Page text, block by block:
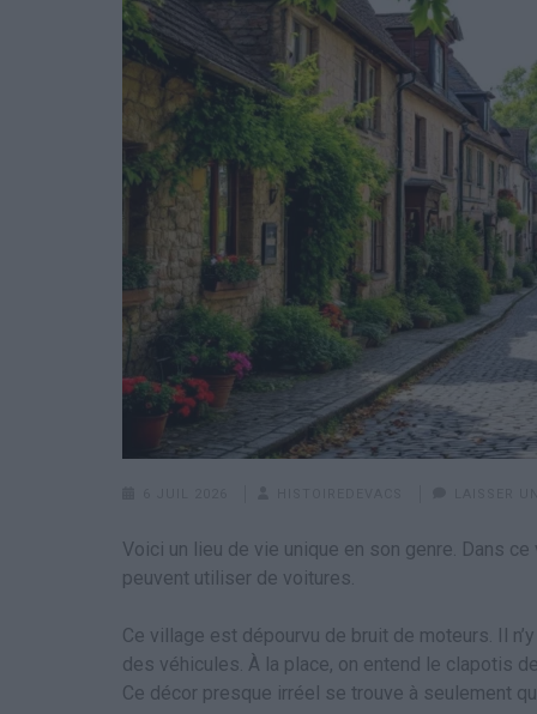
Voici un lieu de vie unique en son genre. Dans
peuvent utiliser de voitures.
Ce village est dépourvu de bruit de moteurs. Il
des véhicules. À la place, on entend le clapotis
Ce décor presque irréel se trouve à seulement